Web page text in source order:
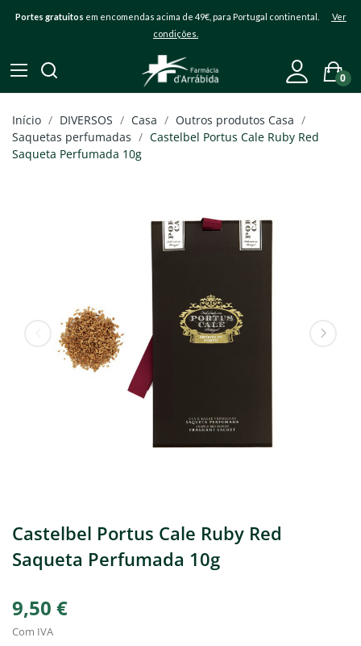
Portes gratuitos em encomendas acima de 49€, para Portugal continental. Ver
condições.
0
Início DIVERSOS Casa
Outros produtos Casa
Saquetas perfumadas
Castelbel Portus Cale Ruby Red
Saqueta Perfumada 10g
Castelbel Portus Cale Ruby Red
Saqueta Perfumada 10g
9,50 €
Com IVA